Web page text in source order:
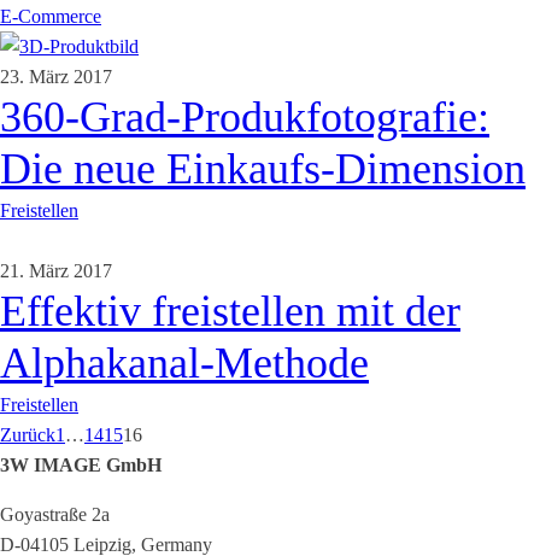
E-Commerce
23. März 2017
360-Grad-Produkfotografie:
Die neue Einkaufs-Dimension
Freistellen
21. März 2017
Effektiv freistellen mit der
Alphakanal-Methode
Freistellen
Zurück1 …141516
3W IMAGE GmbH
Goyastraße 2a
D-04105 Leipzig, Germany